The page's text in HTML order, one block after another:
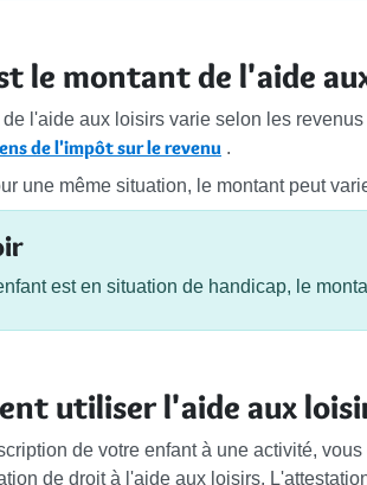
le montant de l'aide
de l'aide aux loisirs varie selon les
de l'impôt sur le revenu .
une même situation, le montant peut
est en situation de handicap, le
utiliser l'aide aux
de votre enfant à une activité,
de droit à l'aide aux loisirs.